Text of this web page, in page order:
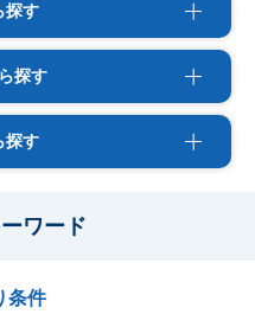
探す
探す
探す
ワード
条件